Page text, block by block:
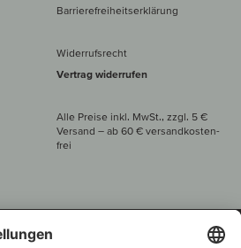
Barrierefreiheitserklärung
Widerrufsrecht
Vertrag widerrufen
Alle Preise inkl. MwSt., zzgl. 5 €
Versand – ab 60 € versand­kosten­
frei